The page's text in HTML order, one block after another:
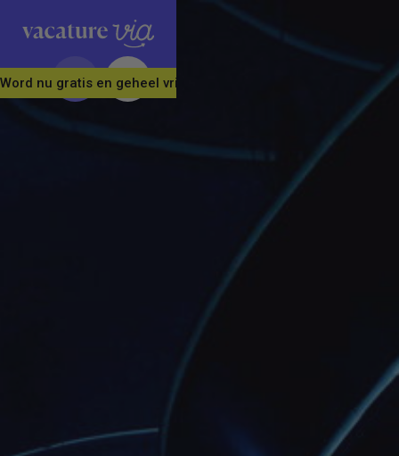
Word nu gratis en geheel vrijblijvend lid van ons Vacature Via